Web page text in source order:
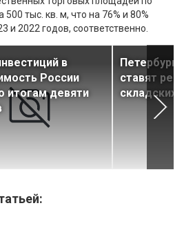
тыс. кв. м, что на 76% и 80%
и 2022 годов, соответственно.
в
России
итогам девяти
Петербург
ставят
складских